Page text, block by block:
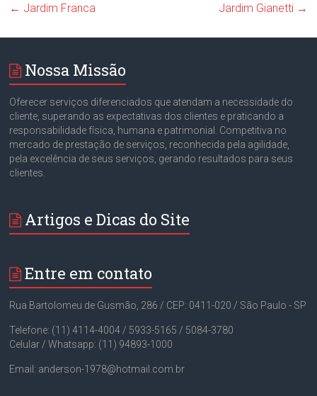
← Jardim Franca Jardim Gianetti →
Nossa Missão
Oferecer serviços diferenciados que atendam a necessidade do
cliente, superando as expectativas dos clientes e praticando a
responsabilidade física, humana e patrimonial. Competitiva no
mercado de prestação de serviços, reconhecida pela agilidade,
pela excelência de seus serviços, gerando resultados para seus
clientes.
Artigos e Dicas do Site
Entre em contato
Rua Bartolomeu de Gusmão, 286 / CEP: 0411-020 / São Paulo - SP
Telefone: (11) 4114-4004 / 5933-5165 / 5084-3780
Celular / Whatsapp: (11) 94893-1000
Email: anderson-1978@hotmail.com.br